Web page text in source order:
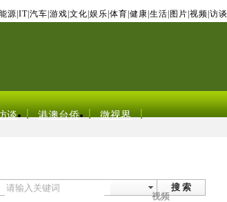
源 IT| 汽车 游戏 文化 娱乐 体育 健康 生活 图片 视频 访谈
谈 港澳台侨 微视界
搜 索
视频